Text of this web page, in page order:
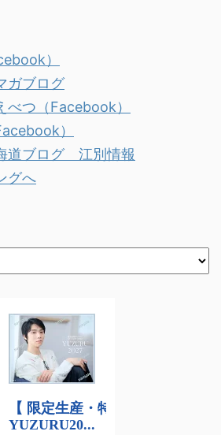
）
ガブログ
べつ（Facebook）
）
道ブログ 江別情報
グへ